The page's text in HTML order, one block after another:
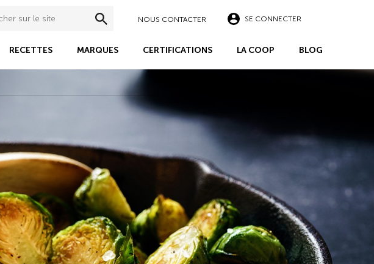
NOUS CONTACTER SE CONNECTER
RECETTES MARQUES CERTIFICATIONS LA COOP BLOG